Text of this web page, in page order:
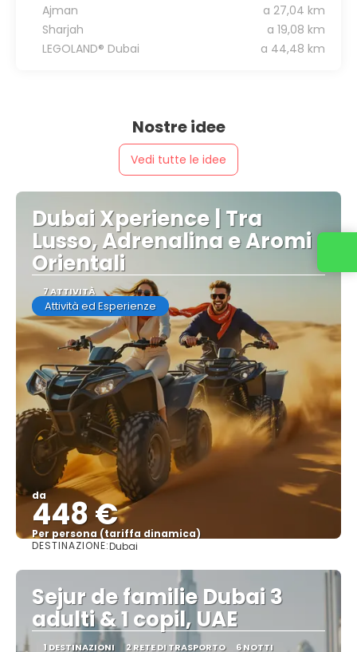
Ajman
a 27,04 km
Sharjah
a 19,08 km
LEGOLAND® Dubai
a 44,48 km
Nostre idee
Vedi tutte le idee
Dubai Xperience | Tra
Lusso, Adrenalina e Aromi
Orientali
7 ATTIVITÀ
Attività ed Esperienze
da
448 €
Per persona (tariffa dinamica)
DESTINAZIONE:Dubai
Sejur de familie Dubai 3
adulti & 1 copil, UAE
1 DESTINAZIONI 2 RETE DI TRASPORTO 6 NOTTI